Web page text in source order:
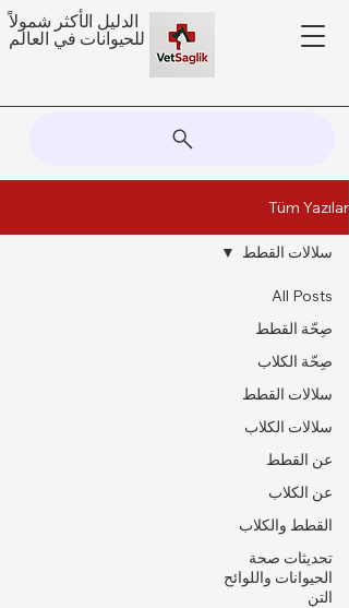
الدليل الأكثر شمولاً
للحيوانات في العالم
Tüm Yazılar
All Posts
صِحّة القطط
صِحّة الكلاب
سلالات القطط
سلالات الكلاب
عن القطط
عن الكلاب
القطط والكلاب
تحديثات صحة
الحيوانات واللوائح
التن
سلالات القطط